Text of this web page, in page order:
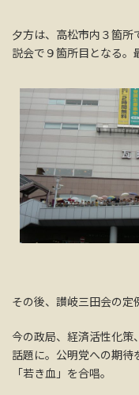
夕方は、高松市内３箇
説会で９箇所目となる。
その後、讃岐三田会の定
今の政局、経済活性化策
話題に。公明党への期待
「若き血」を合唱。